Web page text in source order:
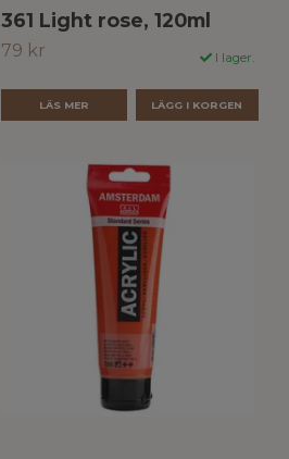
361 Light rose, 120ml
79 kr I lager.
LÄS MER